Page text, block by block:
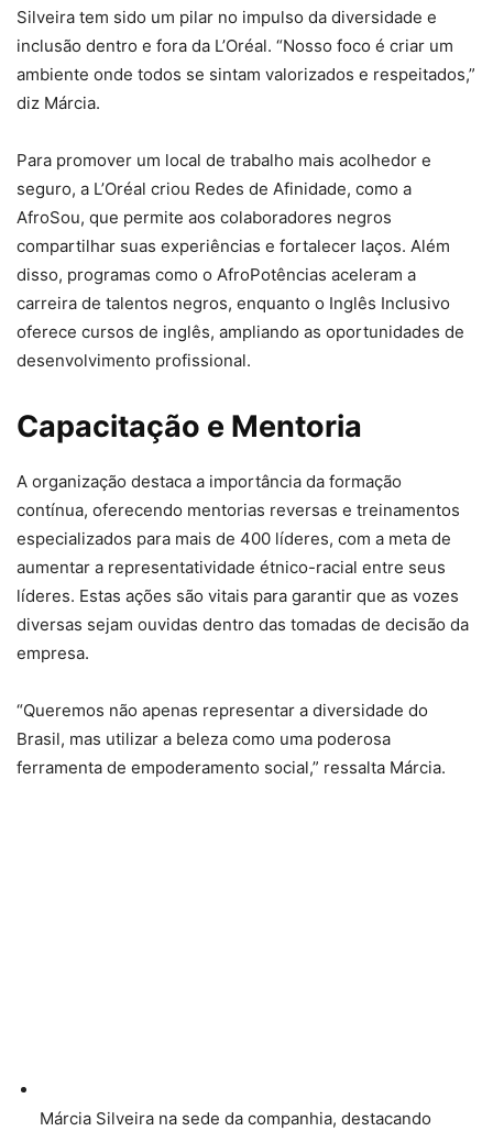
Silveira tem sido um pilar no impulso da diversidade e
inclusão dentro e fora da L’Oréal. “Nosso foco é criar um
ambiente onde todos se sintam valorizados e respeitados,”
diz Márcia.
Para promover um local de trabalho mais acolhedor e
seguro, a L’Oréal criou Redes de Afinidade, como a
AfroSou, que permite aos colaboradores negros
compartilhar suas experiências e fortalecer laços. Além
disso, programas como o AfroPotências aceleram a
carreira de talentos negros, enquanto o Inglês Inclusivo
oferece cursos de inglês, ampliando as oportunidades de
desenvolvimento profissional.
Capacitação e Mentoria
A organização destaca a importância da formação
contínua, oferecendo mentorias reversas e treinamentos
especializados para mais de 400 líderes, com a meta de
aumentar a representatividade étnico-racial entre seus
líderes. Estas ações são vitais para garantir que as vozes
diversas sejam ouvidas dentro das tomadas de decisão da
empresa.
“Queremos não apenas representar a diversidade do
Brasil, mas utilizar a beleza como uma poderosa
ferramenta de empoderamento social,” ressalta Márcia.
Márcia Silveira na sede da companhia, destacando